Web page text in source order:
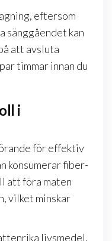
eftersom
sänggåendet kan
att avsluta
timmar innan du
i
för effektiv
konsumerar fiber-
att föra maten
vilket minskar
livsmedel,